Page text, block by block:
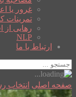
غرور یا
تمرینات
رهایی از
NLP
ارتباط با ما
صفحه اصلی انتخاب